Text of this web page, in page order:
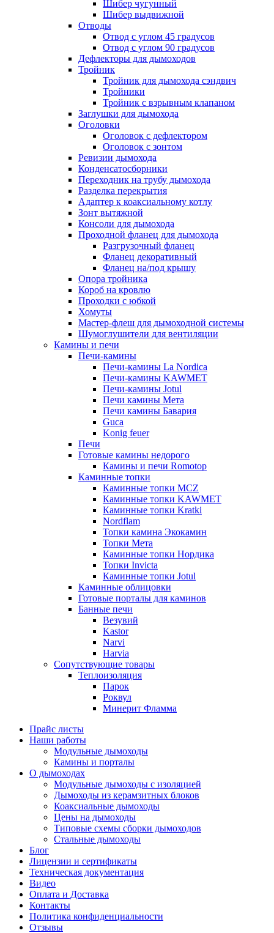
Шибер чугунный
Шибер выдвижной
Отводы
Отвод с углом 45 градусов
Отвод с углом 90 градусов
Дефлекторы для дымоходов
Тройник
Тройник для дымохода сэндвич
Тройники
Тройник с взрывным клапаном
Заглушки для дымохода
Оголовки
Оголовок с дефлектором
Оголовок с зонтом
Ревизии дымохода
Конденсатосборники
Переходник на трубу дымохода
Разделка перекрытия
Адаптер к коаксиальному котлу
Зонт вытяжной
Консоли для дымохода
Проходной фланец для дымохода
Разгрузочный фланец
Фланец декоративный
Фланец на/под крышу
Опора тройника
Короб на кровлю
Проходки с юбкой
Хомуты
Мастер-флеш для дымоходной системы
Шумоглушители для вентиляции
Камины и печи
Печи-камины
Печи-камины La Nordica
Печи-камины KAWMET
Печи-камины Jotul
Печи камины Мета
Печи камины Бавария
Guca
Konig feuer
Печи
Готовые камины недорого
Камины и печи Romotop
Каминные топки
Каминные топки MCZ
Каминные топки KAWMET
Каминные топки Kratki
Nordflam
Топки камина Экокамин
Топки Мета
Каминные топки Нордика
Топки Invicta
Каминные топки Jotul
Каминные облицовки
Готовые порталы для каминов
Банные печи
Везувий
Kastor
Narvi
Harvia
Сопутствующие товары
Теплоизоляция
Парок
Роквул
Минерит Фламма
Прайс листы
Наши работы
Модульные дымоходы
Камины и порталы
О дымоходах
Модульные дымоходы с изоляцией
Дымоходы из керамзитных блоков
Коаксиальные дымоходы
Цены на дымоходы
Типовые схемы сборки дымоходов
Стальные дымоходы
Блог
Лицензии и сертификаты
Техническая документация
Видео
Оплата и Доставка
Контакты
Политика конфиденциальности
Отзывы